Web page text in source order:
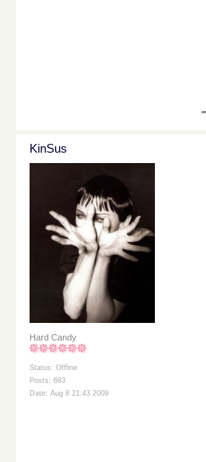
KinSus
Hard Candy
Status: Offline
Posts: 683
Date: Aug 8 21:43 2009